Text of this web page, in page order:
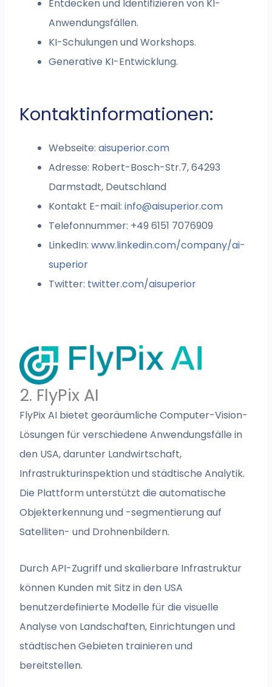
Entdecken und Identifizieren von KI-
Anwendungsfällen.
KI-Schulungen und Workshops.
Generative KI-Entwicklung.
Kontaktinformationen:
Webseite:aisuperior.com
Adresse: Robert-Bosch-Str.7, 64293
Darmstadt, Deutschland
Kontakt E-mail:info@aisuperior.com
Telefonnummer: +49 6151 7076909
LinkedIn:www.linkedin.com/company/ai-
superior
Twitter: twitter.com/aisuperior
2. FlyPix AI
FlyPix AI bietet georäumliche Computer-Vision-
Lösungen für verschiedene Anwendungsfälle in
den USA, darunter Landwirtschaft,
Infrastrukturinspektion und städtische Analytik.
Die Plattform unterstützt die automatische
Objekterkennung und -segmentierung auf
Satelliten- und Drohnenbildern.
Durch API-Zugriff und skalierbare Infrastruktur
können Kunden mit Sitz in den USA
benutzerdefinierte Modelle für die visuelle
Analyse von Landschaften, Einrichtungen und
städtischen Gebieten trainieren und
bereitstellen.